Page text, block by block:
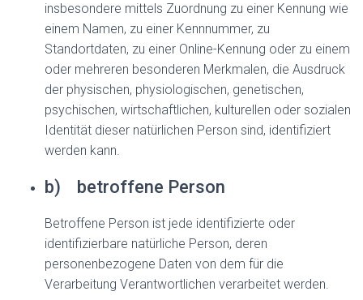
insbesondere mittels Zuordnung zu einer Kennung wie
einem Namen, zu einer Kennnummer, zu
Standortdaten, zu einer Online-Kennung oder zu einem
oder mehreren besonderen Merkmalen, die Ausdruck
der physischen, physiologischen, genetischen,
psychischen, wirtschaftlichen, kulturellen oder sozialen
Identität dieser natürlichen Person sind, identifiziert
werden kann.
b) betroffene Person
Betroffene Person ist jede identifizierte oder
identifizierbare natürliche Person, deren
personenbezogene Daten von dem für die
Verarbeitung Verantwortlichen verarbeitet werden.